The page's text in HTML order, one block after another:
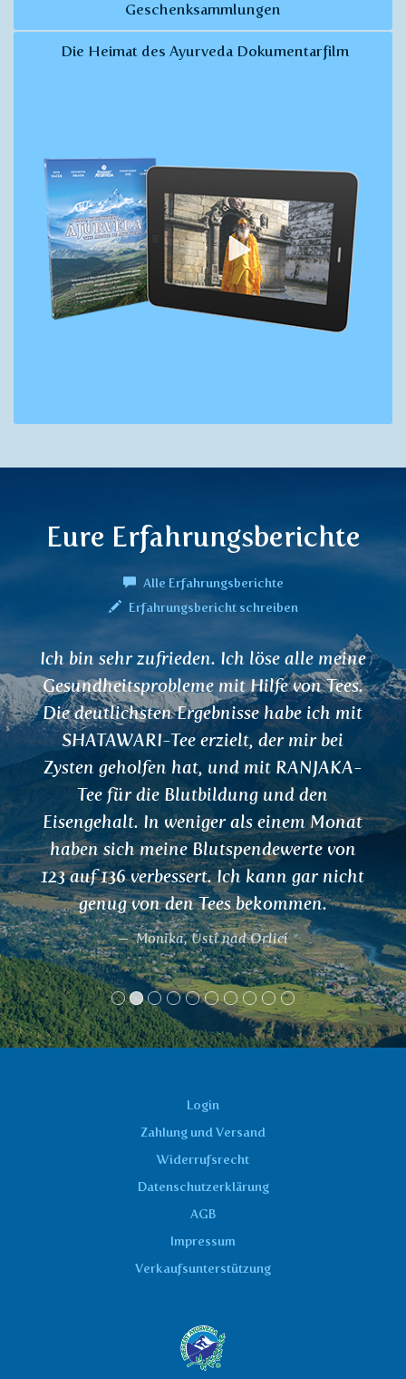
Geschenksammlungen
Die Heimat des Ayurveda Dokumentarfilm
Eure Erfahrungsberichte
Alle Erfahrungsberichte
Erfahrungsbericht schreiben
Ich bin sehr zufrieden. Ich löse alle meine
Gesundheitsprobleme mit Hilfe von Tees.
Die deutlichsten Ergebnisse habe ich mit
SHATAWARI-Tee erzielt, der mir bei
Zysten geholfen hat, und mit RANJAKA-
Tee für die Blutbildung und den
Eisengehalt. In weniger als einem Monat
haben sich meine Blutspendewerte von
123 auf 136 verbessert. Ich kann gar nicht
genug von den Tees bekommen.
Monika, Ústí nad Orlicí
Login
Zahlung und Versand
Widerrufsrecht
Datenschutzerklärung
AGB
Impressum
Verkaufsunterstützung